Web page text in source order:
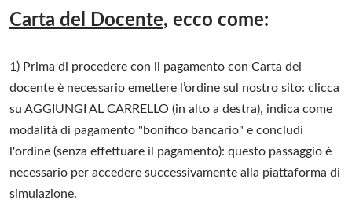
Carta del Docente, ecco come:
1) Prima di procedere con il pagamento con Carta del
docente è necessario emettere l’ordine sul nostro sito: clicca
su AGGIUNGI AL CARRELLO (in alto a destra), indica come
modalità di pagamento "bonifico bancario" e concludi
l'ordine (senza effettuare il pagamento): questo passaggio è
necessario per accedere successivamente alla piattaforma di
simulazione.